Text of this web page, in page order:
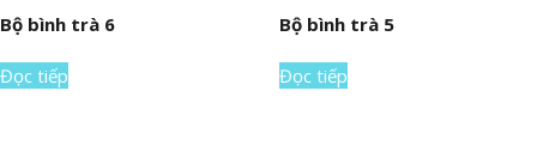
Bộ bình trà 6
Đọc tiếp
Bộ bình trà 5
Đọc tiếp